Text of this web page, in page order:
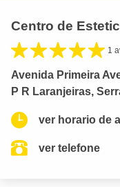
Centro de
1
Avenida Primeira
P R Laranjeiras,
ver horario de
ver telefone